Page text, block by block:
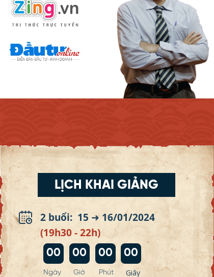
2 buổi: 15 ➜ 16/01/2024
(19h30 - 22h)
00 00 00 00
Ngày Giờ Phút Giây
LỊCH KHAI GIẢNG